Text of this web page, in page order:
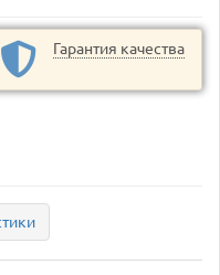
Гарантия качества